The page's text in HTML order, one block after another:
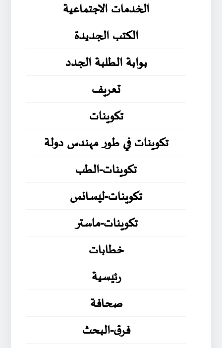
الخدمات الاجتماعية
الكتب الجديدة
بوابة الطلبة الجدد
تعريف
تكوينات
تكوينات في طور مهندس دولة
تكوينات-الطب
تكوينات-ليسانس
تكوينات-ماستر
خطابات
رئيسية
صحافة
فرق-البحث